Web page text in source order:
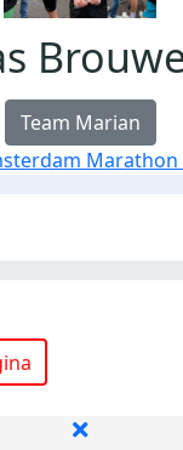
Team Marian
Marathon